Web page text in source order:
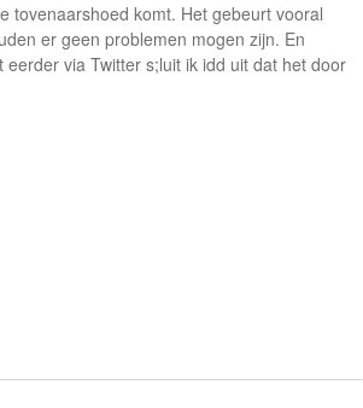
tovenaarshoed komt. Het gebeurt vooral
er geen problemen mogen zijn. En
via Twitter s;luit ik idd uit dat het door